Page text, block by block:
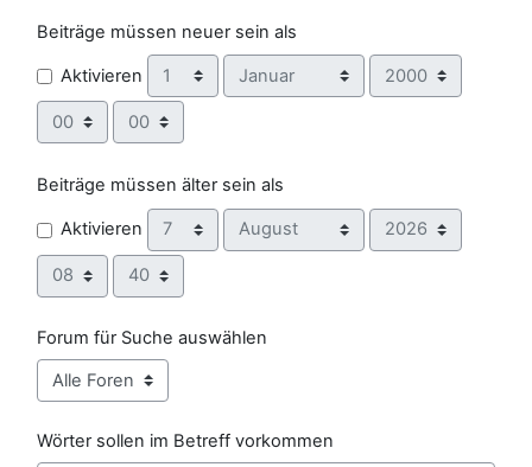
Beiträge müssen neuer sein als
Aktivieren Tag Monat Jahr
Stunde Minute
Beiträge müssen älter sein als
Aktivieren Tag Monat Jahr
Stunde Minute
Forum für Suche auswählen
Wörter sollen im Betreff vorkommen